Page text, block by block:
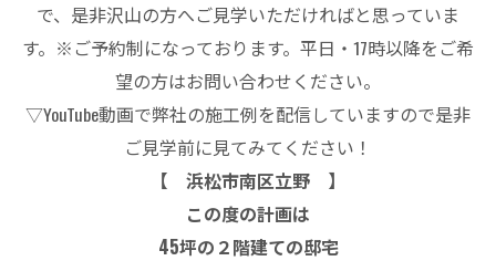
で、是非沢山の方へご見学いただければと思っていま
す。※ご予約制になっております。平日・17時以降をご希
望の方はお問い合わせください。
▽YouTube動画で弊社の施工例を配信していますので是非
ご見学前に見てみてください！
【 浜松市南区立野 】
この度の計画は
45坪の２階建ての邸宅